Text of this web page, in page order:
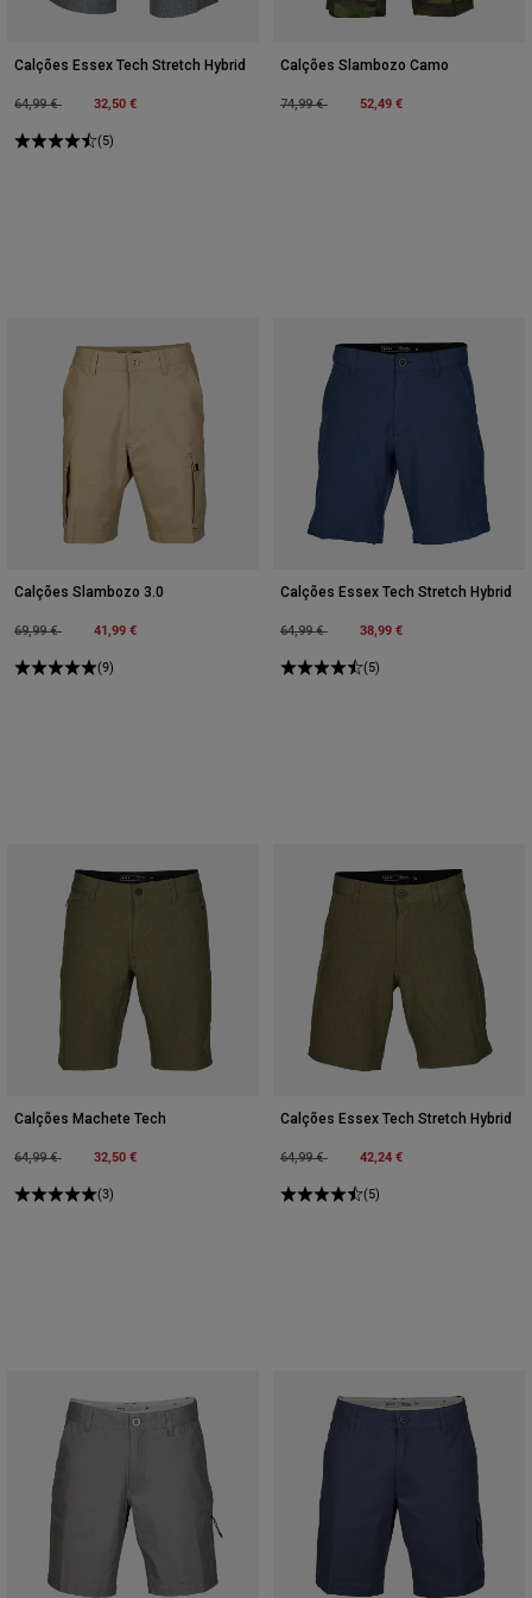
Calções Essex Tech Stretch Hybrid
Price reduced from
64,99 €to 32,50 €
(5)
Calções Slambozo Camo
Price reduced from
74,99 €to 52,49 €
Calções Slambozo 3.0
Price reduced from
69,99 €to 41,99 €
(9)
Calções Essex Tech Stretch Hybrid
Price reduced from
64,99 €to 38,99 €
(5)
Calções Machete Tech
Price reduced from
64,99 €to 32,50 €
(3)
Calções Essex Tech Stretch Hybrid
Price reduced from
64,99 €to 42,24 €
(5)